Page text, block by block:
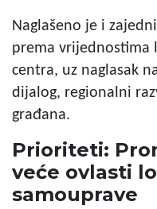
Naglašeno je i
prema vrijednostima
centra, uz naglasak
dijalog, regionalni
građana.
Prioriteti:
veće ovlasti
samouprave